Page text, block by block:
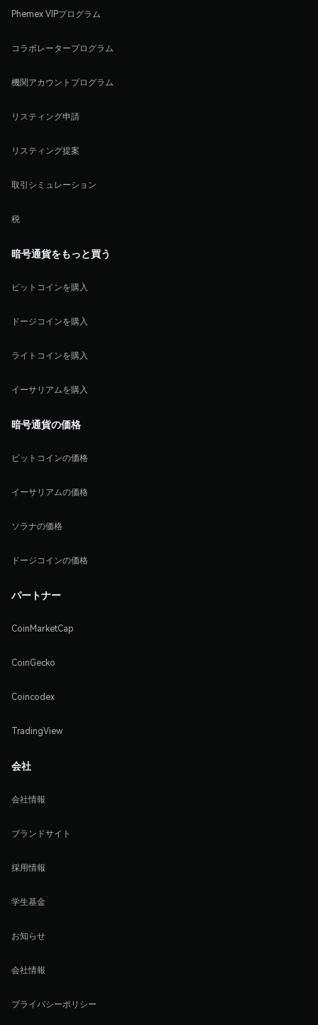
Phemex VIPプログラム
コラボレータープログラム
機関アカウントプログラム
リスティング申請
リスティング提案
取引シミュレーション
税
暗号通貨をもっと買う
ビットコインを購入
ドージコインを購入
ライトコインを購入
イーサリアムを購入
暗号通貨の価格
ビットコインの価格
イーサリアムの価格
ソラナの価格
ドージコインの価格
パートナー
CoinMarketCap
CoinGecko
Coincodex
TradingView
会社
会社情報
ブランドサイト
採用情報
学生基金
お知らせ
会社情報
プライバシーポリシー